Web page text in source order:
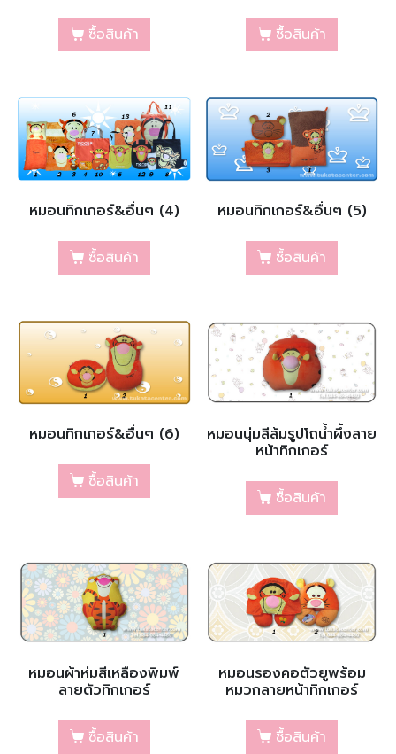
ซื้อสินค้า ซื้อสินค้า
หมอนทิกเกอร์&อื่นๆ (4)
ซื้อสินค้า
หมอนทิกเกอร์&อื่นๆ (5)
ซื้อสินค้า
หมอนทิกเกอร์&อื่นๆ (6)
ซื้อสินค้า
หมอนนุ่มสีส้มรูปโถน้ำผึ้งลาย
หน้าทิกเกอร์
ซื้อสินค้า
หมอนผ้าห่มสีเหลืองพิมพ์
ลายตัวทิกเกอร์
ซื้อสินค้า
หมอนรองคอตัวยูพร้อม
หมวกลายหน้าทิกเกอร์
ซื้อสินค้า